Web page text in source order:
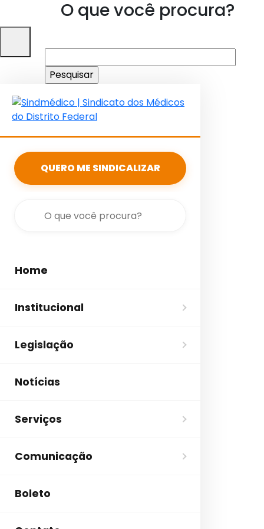
O que você procura?
por:
QUERO ME SINDICALIZAR
Home
Institucional
Legislação
Notícias
Serviços
Comunicação
Boleto